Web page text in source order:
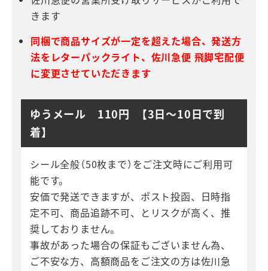
きます
同梱で商品サイズが一定を超えた場合、発送方
法をレターパックライト、佐川急便 飛脚宅配便
に変更させていただきます
ゆうメール 110円 【3日～10日で到
着】
シール全般（50枚まで）をご注文時にご利用可
能です。
安価で発送できますが、ポスト投函、日時指
定不可、商品追跡不可、とリスクが高く、推
奨しておりません。
事故があった場合の保証もございません為、
ご不安な方、高額商品をご注文の方は佐川急